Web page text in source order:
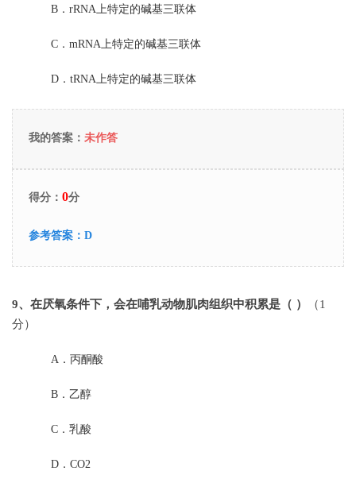
B． rRNA上特定的碱基三联体
C． mRNA上特定的碱基三联体
D． tRNA上特定的碱基三联体
我的答案： 未作答
得分： 0分
参考答案： D
9、在厌氧条件下，会在哺乳动物肌肉组织中积累是（ ）
（1
分）
A． 丙酮酸
B． 乙醇
C． 乳酸
D． CO2